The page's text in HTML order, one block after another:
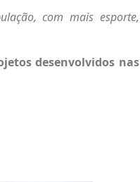
com mais esporte,
desenvolvidos nas